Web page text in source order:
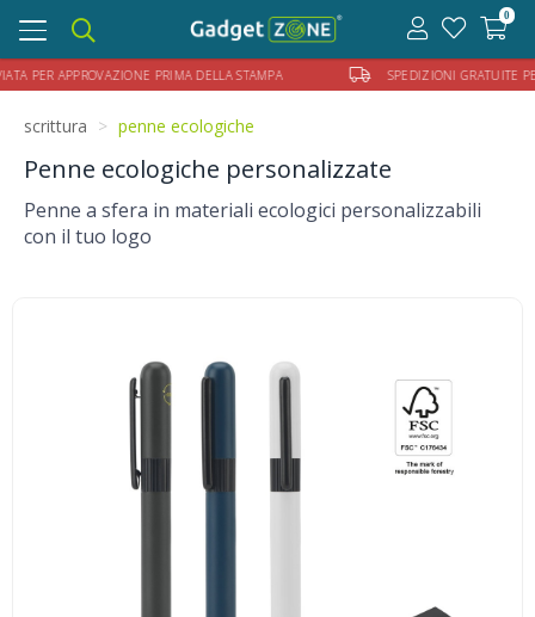
APPROVAZIONE PRIMA DELLA STAMPA SPEDIZIONI GRATUITE PER
Toggle
navigation
0
scrittura penne ecologiche
Penne ecologiche personalizzate
Penne a sfera in materiali ecologici personalizzabili
con il tuo logo